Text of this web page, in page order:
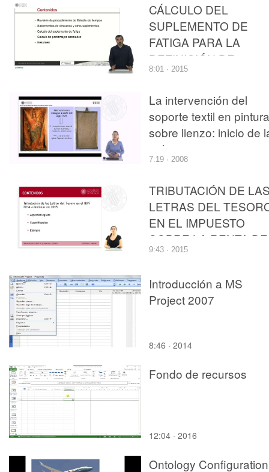
CÁLCULO DEL
SUPLEMENTO DE
FATIGA PARA LA
DEFINICIÓN DE
ESTÁNDARES DE
8:01 · 2015
La intervención del
soporte textil en pintura
sobre lienzo: inicio de
práctica
7:19 · 2008
TRIBUTACIÓN DE
LETRAS DEL
EN EL IMPUESTO
SOBRE LA RENTA DE
LAS PERSONAS
9:43 · 2015
Introducción a MS
Project 2007
8:46 · 2014
Fondo de recursos
12:04 · 2016
Ontology Configuration